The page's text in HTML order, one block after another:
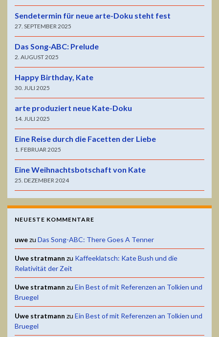
Sendetermin für neue arte-Doku steht fest
27. SEPTEMBER 2025
Das Song-ABC: Prelude
2. AUGUST 2025
Happy Birthday, Kate
30. JULI 2025
arte produziert neue Kate-Doku
14. JULI 2025
Eine Reise durch die Facetten der Liebe
1. FEBRUAR 2025
Eine Weihnachtsbotschaft von Kate
25. DEZEMBER 2024
NEUESTE KOMMENTARE
uwezu Das Song-ABC: There Goes A Tenner
Uwe stratmann zu Kaffeeklatsch: Kate Bush und die
Relativität der Zeit
Uwe stratmann zu Ein Best of mit Referenzen an Tolkien und
Bruegel
Uwe stratmann zu Ein Best of mit Referenzen an Tolkien und
Bruegel